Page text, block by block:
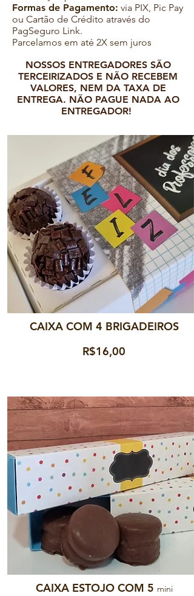
Formas de Pagamento: via PIX, Pic Pay
ou Cartão de Crédito através do
PagSeguro Link.
Parcelamos em até 2X sem juros
NOSSOS ENTREGADORES SÃO
TERCEIRIZADOS E NÃO RECEBEM
VALORES, NEM DA TAXA DE
ENTREGA. NÃO PAGUE NADA AO
ENTREGADOR!
CAIXA COM 4 BRIGADEIROS
R$16,00
CAIXA ESTOJO COM 5 mini